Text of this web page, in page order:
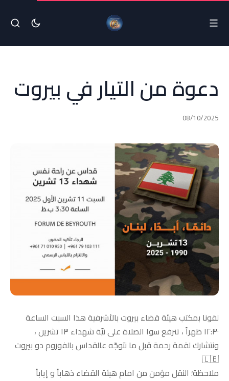
دعوة من التيار في بيروت
08/10/2025
لقونا بمكتب هيئة قضاء بيروت بالأشرفية هذا السبت الساعة
١٢:٣٠ ظهراً ، تنرفع سوا الصلاة على نيّة شهداء ١٣ تشرين ،
ونتشارك لقمة رحمة قبل ما نتوجّه عالقداس بالفوروم دو بيروت
🇱🇧
ملاحظة؛ النقل مؤمن من امام هيئة القضاء ذهاباً و إياباً